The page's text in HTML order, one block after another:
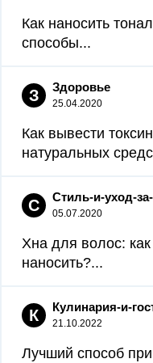
Как наносить
способы...
З Здоровье
25.04.2020
Как вывести
натуральных
С Стиль-и-уход-
05.07.2020
Хна для волос: как
наносить?...
К Кулинария-и-
21.10.2022
Лучший способ